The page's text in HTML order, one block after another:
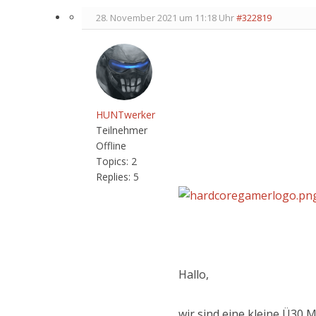
28. November 2021 um 11:18 Uhr#322819
HUNTwerker
Teilnehmer
Offline
Topics: 2
Replies: 5
Hallo,